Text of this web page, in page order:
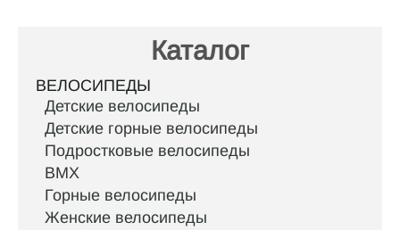
Каталог
ВЕЛОСИПЕДЫ
Детские велосипеды
Детские горные велосипеды
Подростковые велосипеды
BMX
Горные велосипеды
Женские велосипеды